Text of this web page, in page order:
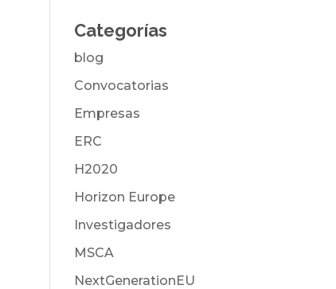
Categorías
blog
Convocatorias
Empresas
ERC
H2020
Horizon Europe
Investigadores
MSCA
NextGenerationEU